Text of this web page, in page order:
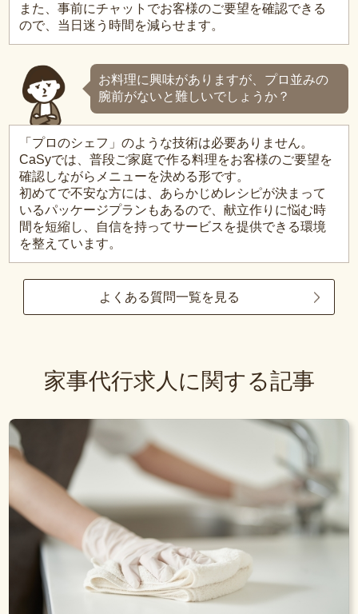
また、事前にチャットでお客様のご要望を確認できる
ので、当日迷う時間を減らせます。
お料理に興味がありますが、プロ並みの
腕前がないと難しいでしょうか？
「プロのシェフ」のような技術は必要ありません。
CaSyでは、普段ご家庭で作る料理をお客様のご要望を
確認しながらメニューを決める形です。
初めてで不安な方には、あらかじめレシピが決まって
いるパッケージプランもあるので、献立作りに悩む時
間を短縮し、自信を持ってサービスを提供できる環境
を整えています。
よくある質問一覧を見る
家事代行求人に関する記事